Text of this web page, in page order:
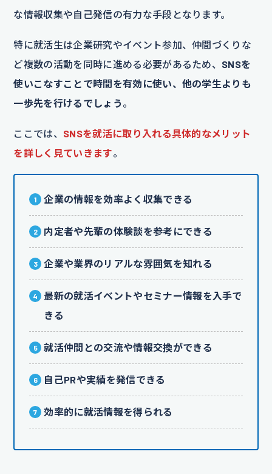
な情報収集や自己発信の有力な手段となります。
特に就活生は企業研究やイベント参加、仲間づくりな
ど複数の活動を同時に進める必要があるため、 SNSを
使いこなすことで時間を有効に使い、他の学生よりも
一歩先を行けるでしょう 。
ここでは、 SNSを就活に取り入れる具体的なメリット
を詳しく見ていきます。
企業の情報を効率よく収集できる
内定者や先輩の体験談を参考にできる
企業や業界のリアルな雰囲気を知れる
最新の就活イベントやセミナー情報を入手で
きる
就活仲間との交流や情報交換ができる
自己PRや実績を発信できる
効率的に就活情報を得られる